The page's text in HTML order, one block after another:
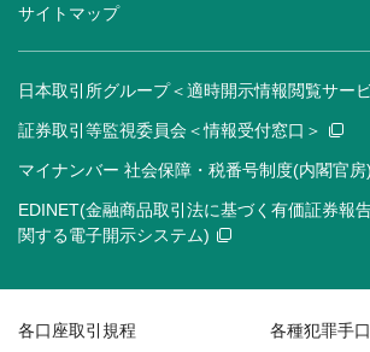
サイトマップ
日本取引所グループ＜適時開示情報閲覧サー
証券取引等監視委員会＜情報受付窓口＞
マイナンバー 社会保障・税番号制度(内閣官房)
EDINET(金融商品取引法に基づく有価証券報
関する電子開示システム)
各口座取引規程 各種犯罪手